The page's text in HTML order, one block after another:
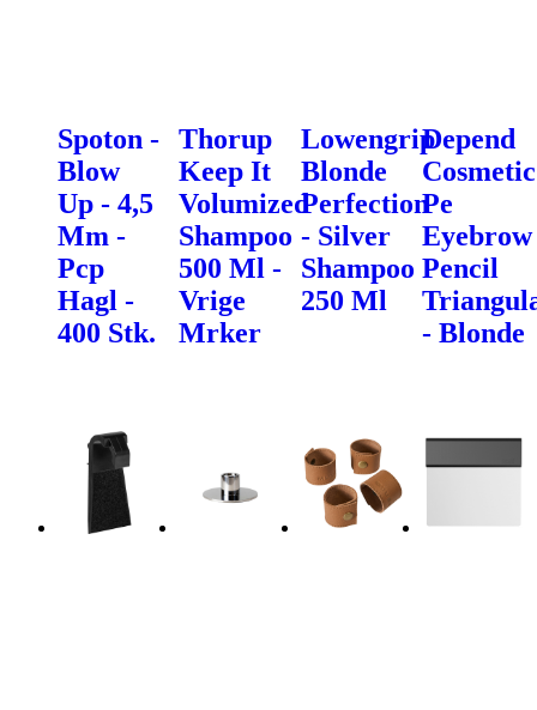
Spoton -
Blow
Up - 4,5
Mm -
Pcp
Hagl -
400 Stk.
Thorup
Keep It
Volumized
Shampoo
500 Ml -
Vrige
Mrker
Lowengrip
Blonde
Perfection
- Silver
Shampoo
250 Ml
Depend
Cosmetic
Pe
Eyebrow
Pencil
- Blonde